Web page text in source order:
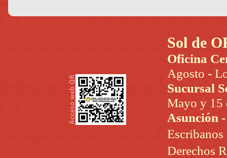
Sol de
Oficina
Agosto -
Sucursal
Mayo y 15
Asunción
Derechos